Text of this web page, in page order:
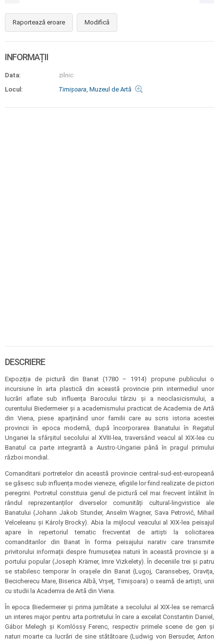
Raportează eroare Modifică
INFORMAȚII
Data:
zilnic
Locul:
Timişoara, Muzeul de Artă
DESCRIERE
Expoziția de pictură din Banat (1780 – 1914) propune publicului o
incursiune în arta plastică din această provincie prin intermediul unor
lucrări aflate sub influența Barocului târziu și a neoclasicismului, a
curentului Biedermeier și a academismului practicat de Academia de Artă
din Viena, piese aparținând unor familii care au scris istoria acestei
provincii în epoca modernă, după încorporarea Banatului în Regatul
Ungariei la sfârșitul secolului al XVIII-lea, traversând veacul al XIX-lea cu
Banatul ca parte integrantă a Austro-Ungariei până în pragul primului
război mondial.
Comanditarii portretelor din această provincie central-sud-est-europeană
se găsesc sub influența modei vieneze, efigiile lor fiind realizate de pictori
peregrini. Portretul constituia genul de pictură cel mai frecvent întâlnit în
rândul reprezentanților diverselor comunități cultural-lingvistice ale
Banatului (Johann Jakob Stunder, Anselm Wagner, Sava Petrović, Mihail
Velceleanu și Károly Brocky). Abia la mijlocul veacului al XIX-lea peisajul
apare în repertoriul tematic frecventat de artiști la solicitarea
comanditarilor din Banat în forma peisajului narativ care transmite
privitorului informații despre frumusețea naturii în această provincie și a
portului popular (Joseph Krämer, Imre Vizkelety). În deceniile trei și patru
se stabilesc temporar în orașele din Banat (Lugoj, Caransebeș, Oravița,
Becicherecu Mare, Biserica Albă, Vrșeț, Timișoara) o seamă de artiști, unii
cu studii la Academia de Artă din Viena.
În epoca Biedermeier și prima jumătate a secolului al XIX-lea se remarcă
un interes major pentru arta portretului în care a excelat Constantin Daniel,
Gábor Melegh și Komlóssy Ferenc, respectiv primele scene de gen și
naturi moarte ca lucrări de sine stătătoare (Ludwig von Bersuder, Anton